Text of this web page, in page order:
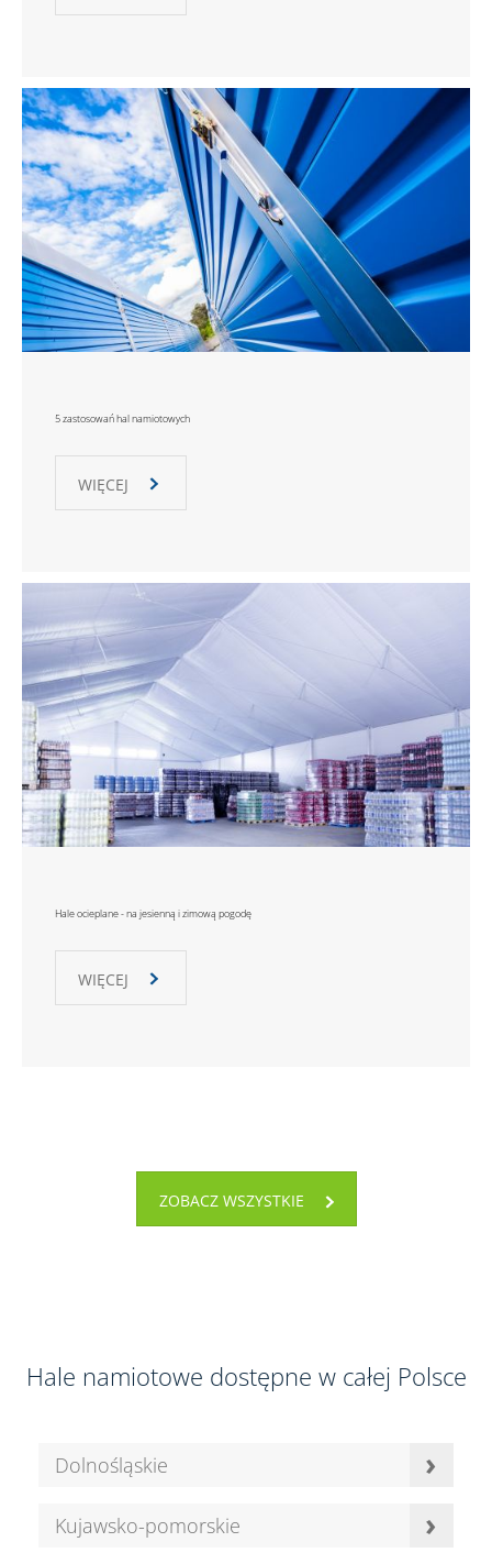
5 zastosowań hal namiotowych
WIĘCEJ
Hale ocieplane - na jesienną i zimową pogodę
WIĘCEJ
ZOBACZ WSZYSTKIE
Hale namiotowe dostępne w całej Polsce
Dolnośląskie ›
Kujawsko-pomorskie ›